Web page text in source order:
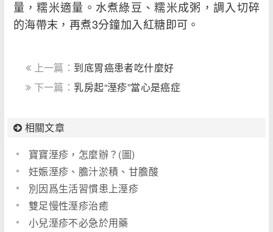
量，糯米適量。水煮綠豆、糯米成粥，調入切碎
的海帶末，再煮3分鐘加入紅糖即可。
上一篇： 到底胃癌患者吃什麼好
下一篇：乳房起“溼疹”當心是癌症
相關文章
寶寶溼疹，怎麼辦？(圖)
妊娠溼疹、膽汁淤積、甘膽酸
別因爲生活習慣患上溼疹
雙足慢性溼疹治癒
小兒溼疹不必急於用藥